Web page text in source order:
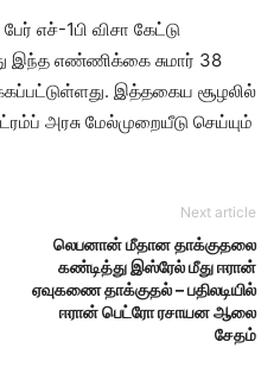
எச்-1பி விசா கேட்டு
இந்த எண்ணிக்கை சுமார் 38
இத்தகைய சூழலில்
அரசு மேல்முறையீடு செய்யும்
Next article
லெபனான் மீதான தாக்குதலை
கண்டித்து இஸ்ரேல் மீது ஈரான்
ஏவுகணை தாக்குதல் – பதிலடியில்
ஈரான் பெட்ரோ ரசாயன ஆலை
சேதம்